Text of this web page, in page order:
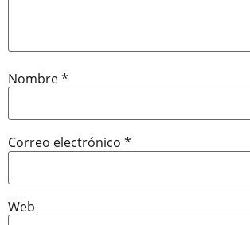
Nombre*
Correo electrónico *
Web